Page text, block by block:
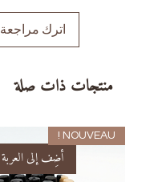
اترك مراجعة
منتجات ذات صلة
أضِف إلى العربة
NOUVEAU !